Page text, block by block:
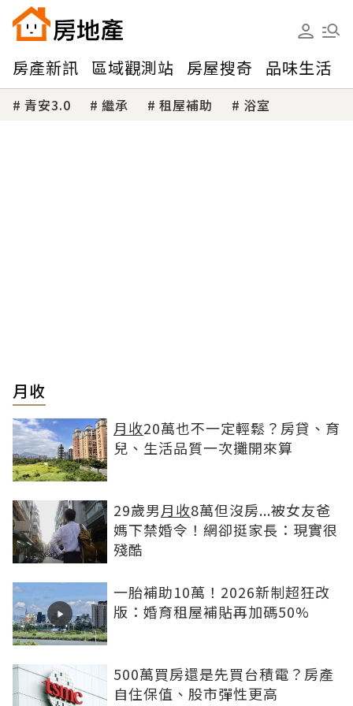
房產新訊 區域觀測站 房屋搜奇 品味生活
青安3.0 繼承 租屋補助 浴室
月收
月收20萬也不一定輕鬆？房貸、育
兒、生活品質一次攤開來算
29歲男月收8萬但沒房...被女友爸
媽下禁婚令！網卻挺家長：現實很
殘酷
一胎補助10萬！2026新制超狂改
版：婚育租屋補貼再加碼50%
500萬買房還是先買台積電？房產
自住保值、股市彈性更高